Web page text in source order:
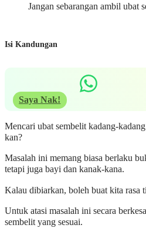
Jangan sebarangan ambil ubat
Isi Kandungan
Saya Nak!
Mencari ubat sembelit kadang-
kan?
Masalah ini memang biasa berlaku
tetapi juga bayi dan kanak-kana.
Kalau dibiarkan, boleh buat kita rasa
Untuk atasi masalah ini secara
sembelit yang sesuai.